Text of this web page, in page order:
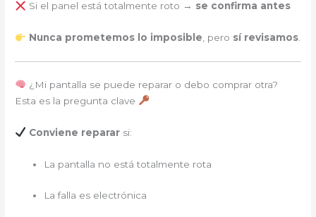
Si el panel está totalmente roto → se confirma antes
Nunca prometemos lo imposible, pero sí revisamos.
¿Mi pantalla se puede reparar o debo comprar otra?
Esta es la pregunta clave
Conviene repararsi:
La pantalla no está totalmente rota
La falla es electrónica